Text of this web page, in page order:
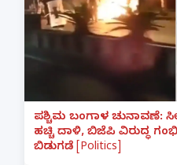
ಪಶ್ಚಿಮ ಬಂಗಾಳ ಚುನಾವಣೆ:
ಹಚ್ಚಿ ದಾಳಿ, ಬಿಜೆಪಿ ವಿರುದ್ಧ
ಬಿಡುಗಡೆ [Politics]